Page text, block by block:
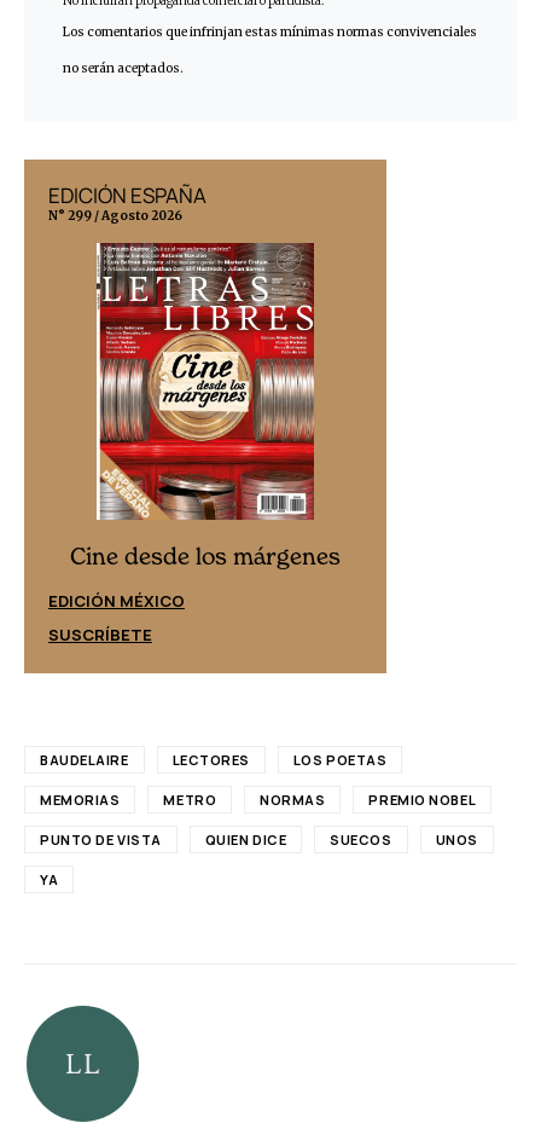
Los comentarios que infrinjan estas mínimas normas convivenciales
no serán aceptados.
EDICIÓN ESPAÑA
N° 299 / Agosto 2026
Cine desde los márgenes
EDICIÓN MÉXICO
SUSCRÍBETE
BAUDELAIRE LECTORES LOS POETAS
MEMORIAS METRO NORMAS PREMIO NOBEL
PUNTO DE VISTA QUIEN DICE SUECOS UNOS
YA